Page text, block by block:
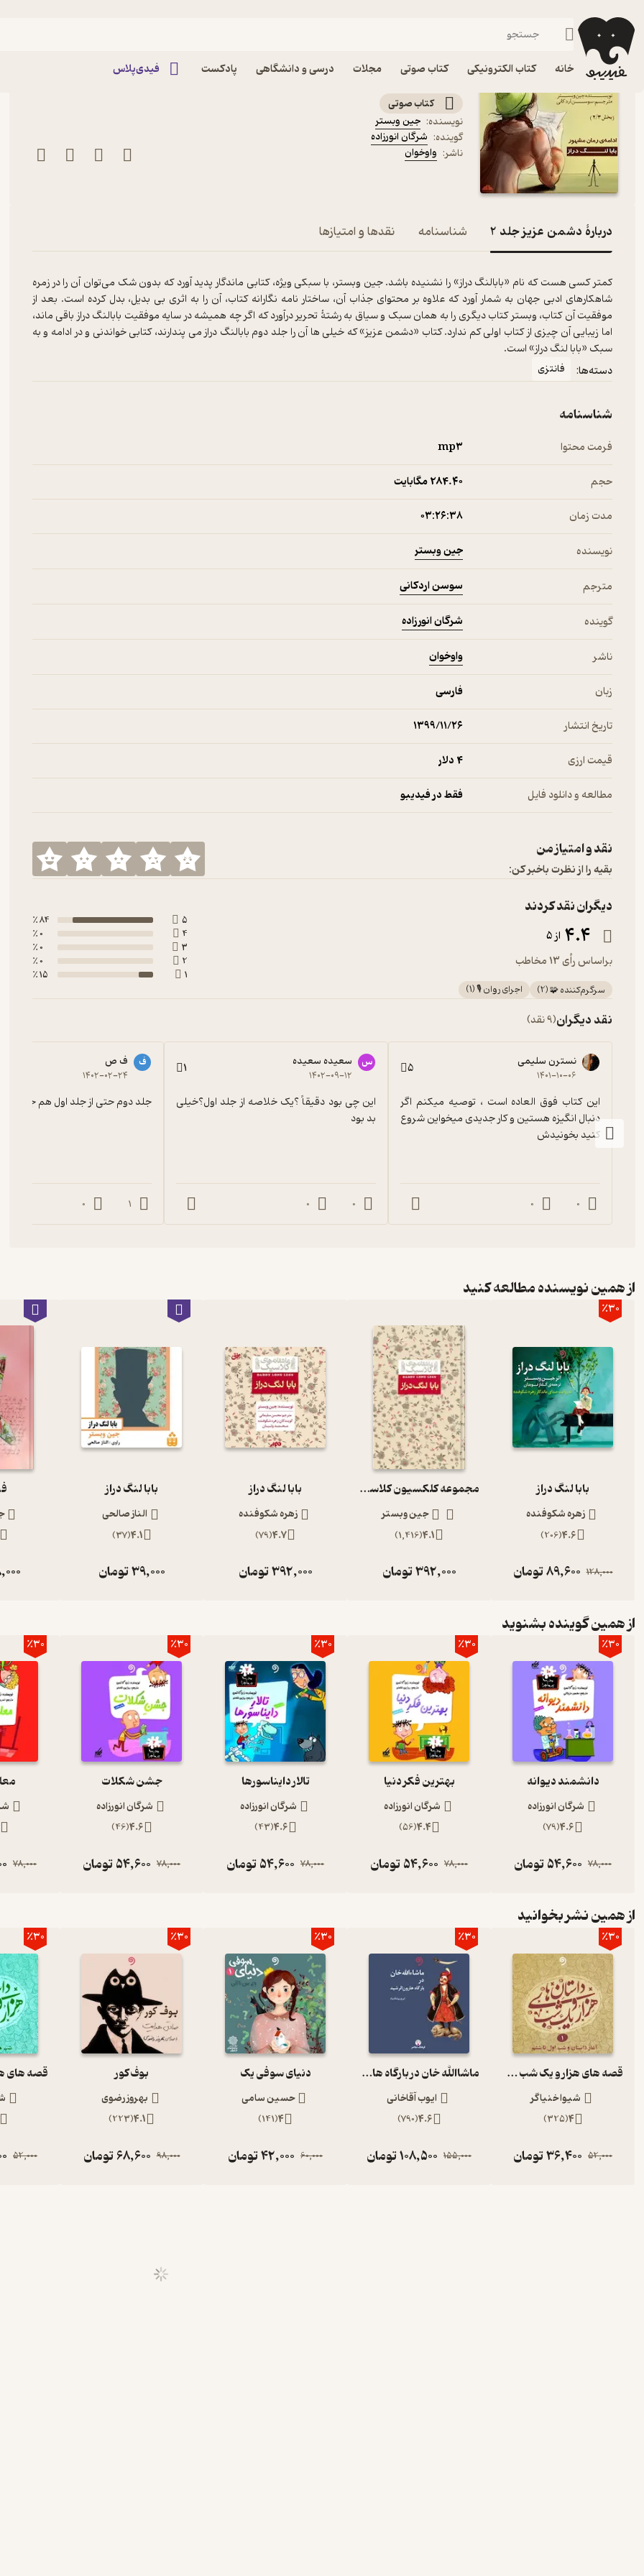
خانه کتاب الکترونیکی کتاب صوتی مجلات درسی و دانشگاهی پادکست فیدی‌پلاس
فیدیبو کتاب صوتی
کتاب صوتی دشمن عزیز جلد 2 اثر جین وبستر
کتاب صوتی
نویسنده: جین وبستر
گوینده: شرگان انورزاده
ناشر: واوخوان
دربارۀ دشمن عزیز جلد 2 شناسنامه نقدها و امتیازها
کمتر کسی هست که نام «بابالنگ دراز» را نشنیده باشد. جین وبستر، با سبکی ویژه، کتابی ماندگار پدید آورد که بدون شک می‌توان آن را در زمره
شاهکارهای ادبی جهان به شمار آورد که علاوه بر محتوای جذاب آن، ساختار نامه نگارانه کتاب، آن را به اثری بی بدیل، بدل کرده است. بعد از
موفقیت آن کتاب، وبستر کتاب دیگری را به همان سبک و سیاق به رشتۀ تحریر درآورد که اگر چه همیشه در سایه موفقیت بابالنگ دراز باقی ماند،
اما زیبایی آن چیزی از کتاب اولی کم ندارد. کتاب «دشمن عزیز» که خیلی ها آن را جلد دوم بابالنگ دراز می پندارند، کتابی خواندنی و در ادامه و به
سبک «بابا لنگ دراز» است.
دسته‌ها: فانتزی
شناسنامه
فرمت محتوا mp۳
حجم 284.۴۰ مگابایت
مدت زمان ۰۳:۲۶:۳۸
نویسنده جین وبستر
مترجم سوسن اردکانی
گوینده شرگان انورزاده
ناشر واوخوان
زبان فارسی
تاریخ انتشار ۱۳۹۹/۱۱/۲۶
قیمت ارزی 4 دلار
مطالعه و دانلود فایل فقط در فیدیبو
نقد و امتیاز من
بقیه را از نظرت باخبر کن:
دیگران نقد کردند
4.4 از 5
براساس رأی 13 مخاطب
سرگرم‌کننده 🧩(
2
) اجرای روان 🎙️(
1
)
5
84 ٪
4
0 ٪
3
0 ٪
2
0 ٪
1
15 ٪
نقد دیگران(9 نقد)
نسترن سلیمی
۱۴۰۱-۱۰-۰۶ 5
کنید بخونیدش
0
0
س سعیده سعیده
۱۴۰۲-۰۹-۱۲ 1
بد بود
0
0
ف ف ص
۱۴۰۲-۰۲-۲۴
جلد دوم حتی از جلد اول هم جذاب
1
0
از همین نویسنده مطالعه کنید
٪30
بابا لنگ دراز
زهره شکوفنده
4.6
(
206
)
128,000
89,600تومان
مجموعه کلکسیون کلاسیک، بابا لنگ دراز
جین وبستر
4.1
(
1,416
)
392,000تومان
بابا لنگ دراز
زهره شکوفنده
4.7
(
79
)
392,000تومان
بابا لنگ دراز
الناز صالحی
4.1
(
37
)
39,000تومان
از همین گوینده بشنوید
٪30
دانشمند دیوانه
شرگان انورزاده
4.6
(
79
)
78,000
54,600تومان
٪30
بهترین فکر دنیا
شرگان انورزاده
4.4
(
56
)
78,000
54,600تومان
٪30
تالار دایناسورها
شرگان انورزاده
4.6
(
43
)
78,000
54,600تومان
٪30
جشن شکلات
شرگان انورزاده
4.6
(
46
)
78,000
54,600تومان
٪30
78,000
از همین نشر بخوانید
٪30
قصه های هزار و یک شب جلد 1
شیوا خنیاگر
4
(
325
)
52,000
36,400تومان
٪30
ماشاالله خان در بارگاه هارون الرشید
ایوب آقاخانی
4.6
(
790
)
155,000
108,500تومان
٪30
دنیای سوفی یک
حسین سامی
4
(
141
)
60,000
42,000تومان
٪30
بوف کور
بهروز رضوی
4.1
(
223
)
98,000
68,600تومان
٪30
52,000